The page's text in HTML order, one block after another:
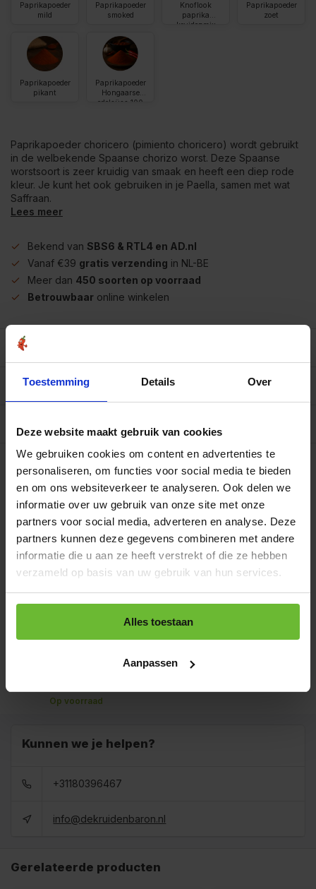
Toestemming Details Over
Deze website maakt gebruik van cookies
We gebruiken cookies om content en advertenties te
personaliseren, om functies voor social media te bieden
en om ons websiteverkeer te analyseren. Ook delen we
informatie over uw gebruik van onze site met onze
partners voor social media, adverteren en analyse. Deze
partners kunnen deze gegevens combineren met andere
informatie die u aan ze heeft verstrekt of die ze hebben
verzameld op basis van uw gebruik van hun services.
Alles toestaan
Aanpassen
Paprikapoeder
mild
Paprikapoeder
smoked
Knoflook
paprika
kruidenmix
Paprikapoeder
zoet
Paprikapoeder
pikant
Paprikapoeder
Hongaarse
edelsüss 100
Paprikapoeder choricero (pimiento choricero) wordt gebruikt
in de welbekende Spaanse chorizo worst. Deze Spaanse
worstsoort is zeer kruidig van smaak en heeft een diep rode
kleur. Je kunt het ook gebruiken in je Paella, samen met wat
Saffraan.
Lees meer
Bekend van SBS6 & RTL4 en AD.nl
Vanaf €39 gratis verzending in NL-BE
Meer dan 450 soorten op voorraad
Betrouwbaar online winkelen
Beschrijving
Reviews 0/10
Op werkdagen voor 15.00 uur besteld, dezelfde dag
verzonden.
Zakje 70 gram
Op voorraad
€2,40
Totaal:€2,40
Strooibus 250 gram
Art# 16731Z
Totaal:€5,75
Zak 1 kilo
Art# 16731K
€12,75
Op voorraad
€200,00
Kunnen we je helpen?
+31180396467
info@dekruidenbaron.nl
Gerelateerde producten